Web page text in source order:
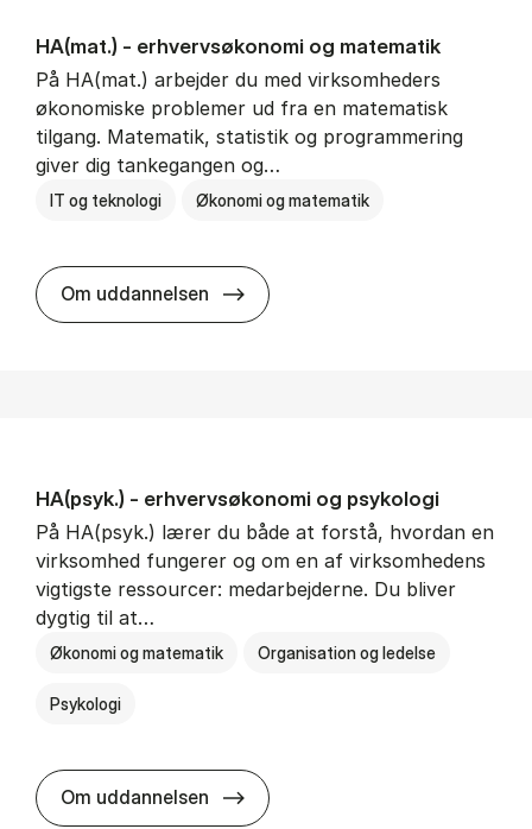
HA(mat.) - erhvervs­økonomi og ma­te­ma­tik
På HA(mat.) arbejder du med virksomheders
økonomiske problemer ud fra en matematisk
tilgang. Matematik, statistik og programmering
giver dig tankegangen og…
IT og teknologi Økonomi og matematik
Om uddannelsen HA(mat.) - erhvervs­økonomi og
HA(psyk.) - erhvervs­økonomi og psy­ko­lo­gi
På HA(psyk.) lærer du både at forstå, hvordan en
virksomhed fungerer og om en af virksomhedens
vigtigste ressourcer: medarbejderne. Du bliver
dygtig til at…
Økonomi og matematik Organisation og ledelse
Psykologi
Om uddannelsen HA(psyk.) - erhvervs­økonomi og